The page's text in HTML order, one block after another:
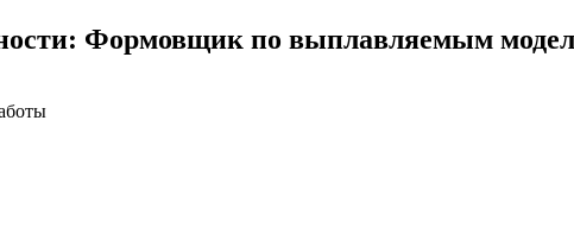
Формовщик по выплавляемым